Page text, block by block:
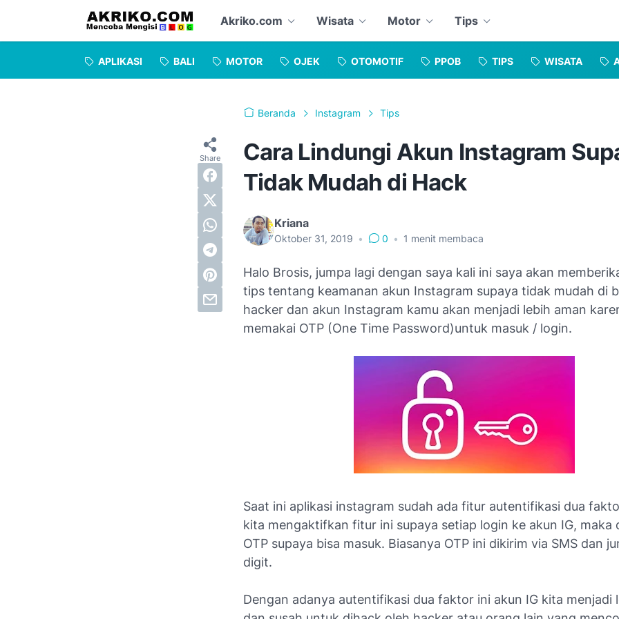
Akriko.com Wisata Motor Tips
APLIKASI BALI MOTOR OJEK OTOMOTIF PPOB TIPS WISATA
Beranda Instagram Tips
Cara Lindungi Akun Instagram
Tidak Mudah di Hack
Kriana
Oktober 31, 2019 • 0 • 1 menit membaca
Halo Brosis, jumpa lagi dengan saya kali ini saya akan
tips tentang keamanan akun Instagram supaya tidak mudah di
hacker dan akun Instagram kamu akan menjadi lebih aman
memakai OTP (One Time Password)untuk masuk / login.
Saat ini aplikasi instagram sudah ada fitur autentifikasi dua
kita mengaktifkan fitur ini supaya setiap login ke akun IG, maka
OTP supaya bisa masuk. Biasanya OTP ini dikirim via SMS dan
digit.
Dengan adanya autentifikasi dua faktor ini akun IG kita menjadi